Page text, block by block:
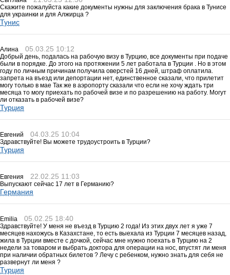
Скажите пожалуйста какие документы нужны для заключения брака в Тунисе
для украинки и для Алжирца ?
Тунис
Алина 05.03.25 10:12
Добрый день, подалась на рабочую визу в Турцию, все документы при подаче
были в порядке. До этого на протяжении 5 лет работала в Турции . Но в этом
году по личным причинам получила оверстей 16 дней, штраф оплатила.
запрета на въезд или депортации нет, единственное сказали, что прилетит
могу только в мае Так же в аэропорту сказали что если не хочу ждать три
месяца то могу приехать по рабочей визе и по разрешению на работу. Могут
ли отказать в рабочей визе?
Турция
Евгений 04.03.25 10:04
Здравствуйте! Вы можете трудоустроить в Турции?
Турция
Евгения 22.02.25 11:03
Выпускают сейчас 17 лет в Германию?
Германия
Emilia 05.02.25 18:40
Здравствуйте! У меня не въезд в Турцию 2 года! Из этих двух лет я уже 7
месяцев нахожусь в Казахстане, то есть выехала из Турции 7 месяцев назад,
жила в Турции вместе с дочкой, сейчас мне нужно поехать в Турцию на 2
недели за товаром и выбрать доктора для операции на нос, впустят ли меня
при наличии обратных билетов ? Лечу с ребенком, нужно знать для себя не
развернут ли меня ?
Турция